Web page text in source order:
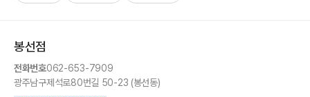
봉선점
전화번호062-653-7909
광주남구제석로80번길 50-23 (봉선동)